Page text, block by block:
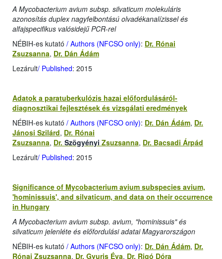
A Mycobacterium avium subsp. silvaticum molekuláris
azonosítás duplex nagyfelbontású olvadékanalízissel és
alfajspecifikus valósidejű PCR-rel
NÉBIH-es kutató / Authors (NFCSO only): Dr. Rónai
Zsuzsanna, Dr. Dán Ádám
Lezárult/ Published: 2015
Adatok a paratuberkulózis hazai előfordulásáról-
diagnosztikai fejlesztések és vizsgálati eredmények
NÉBIH-es kutató / Authors (NFCSO only): Dr. Dán Ádám, Dr.
Jánosi Szilárd, Dr. Rónai
Zsuzsanna, Dr. Szögyényi Zsuzsanna, Dr. Bacsadi Árpád
Lezárult/ Published: 2015
Significance of Mycobacterium avium subspecies avium,
'hominissuis', and silvaticum, and data on their occurrence
in Hungary
A Mycobacterium avium subsp. avium, "hominissuis" és
silvaticum jelenléte és előfordulási adatai Magyarországon
NÉBIH-es kutató / Authors (NFCSO only): Dr. Dán Ádám, Dr.
Rónai Zsuzsanna, Dr. Gyuris Éva, Dr. Rigó Dóra